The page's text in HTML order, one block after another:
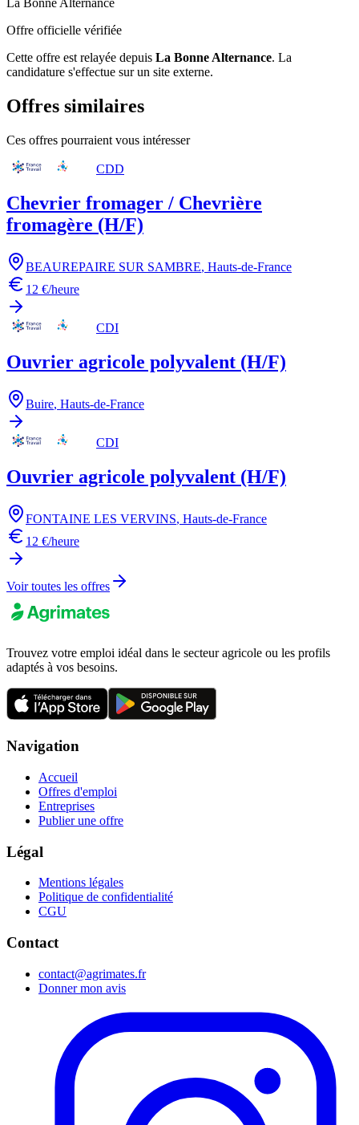
La Bonne Alternance
Offre officielle vérifiée
Cette offre est relayée depuis La Bonne Alternance. La
candidature s'effectue sur un site externe.
Offres similaires
Ces offres pourraient vous intéresser
CDD
Chevrier fromager / Chevrière
fromagère (H/F)
BEAUREPAIRE SUR SAMBRE, Hauts-de-France
12 €/heure
CDI
Ouvrier agricole polyvalent (H/F)
Buire, Hauts-de-France
CDI
Ouvrier agricole polyvalent (H/F)
FONTAINE LES VERVINS, Hauts-de-France
12 €/heure
Voir toutes les offres
Trouvez votre emploi idéal dans le secteur agricole ou les profils
adaptés à vos besoins.
Navigation
Accueil
Offres d'emploi
Entreprises
Publier une offre
Légal
Mentions légales
Politique de confidentialité
CGU
Contact
contact@agrimates.fr
Donner mon avis